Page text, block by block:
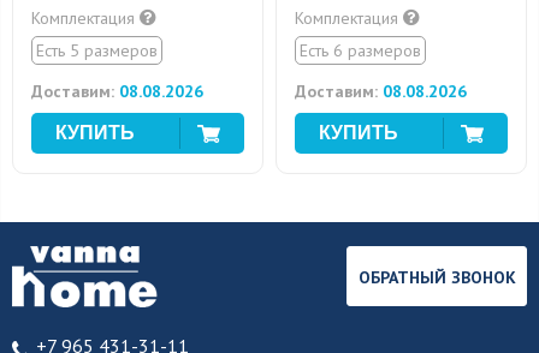
Комплектация
Есть 5 размеров
Доставим: 08.08.2026
Комплектация
Есть 6 размеров
Доставим: 08.08.2026
+7 965 431-31-11
ОБРАТНЫЙ ЗВОНОК